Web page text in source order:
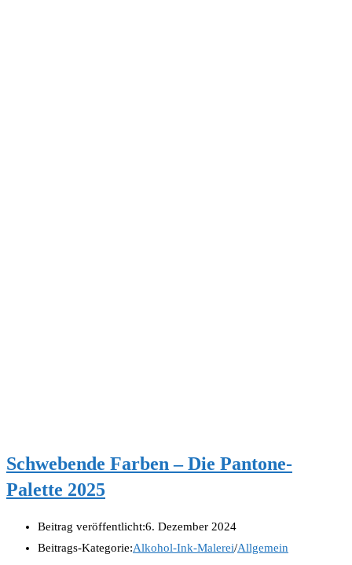
Schwebende Farben – Die Pantone-
Palette 2025
Beitrag veröffentlicht:6. Dezember 2024
Beitrags-Kategorie:Alkohol-Ink-Malerei/Allgemein